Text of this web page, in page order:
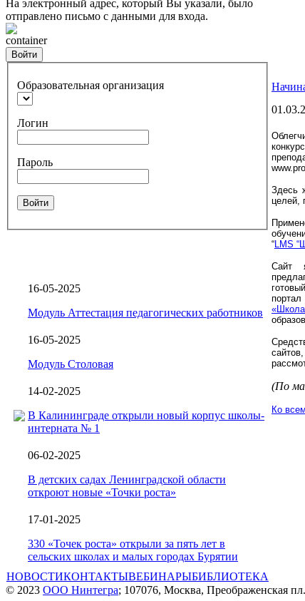
На электронный адрес, который Вы указали, было
отправлено письмо с данными для входа.
container
Войти
Образовательная организация
Логин
Пароль
Войти
16-05-2025
Модуль Аттестация педагогических работников
16-05-2025
Модуль Столовая
14-02-2025
В Калининграде открыли новый корпус школы-
интерната № 1
06-02-2025
В детских садах Ленинградской области
откроют новые «Точки роста»
17-01-2025
330 «Точек роста» открыли за пять лет в
сельских школах и малых городах Бурятии
Здесь
целей,
“LMS
Сайт
(По
Ко
НОВОСТИКОНТАКТЫВЕБИНАРЫБИБЛИОТЕКА
© 2023 ООО Нинтегра; 107076, Москва, Преображенская